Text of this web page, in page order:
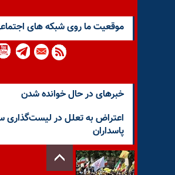
موقعيت ما روى شبكه هاى
خبرهای در حال خوانده شدن
اعتراض به تعلل در لیست‌گذاری
پاسداران